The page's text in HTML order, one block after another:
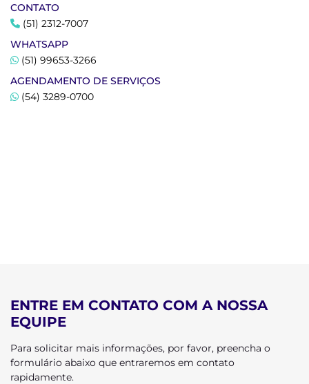
CONTATO
(51) 2312-7007
WHATSAPP
(51) 99653-3266
AGENDAMENTO DE SERVIÇOS
(54) 3289-0700
ENTRE EM CONTATO COM A NOSSA
EQUIPE
Para solicitar mais informações, por favor, preencha o
formulário abaixo que entraremos em contato
rapidamente.